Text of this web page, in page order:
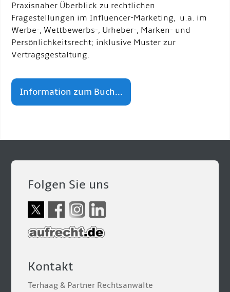
Praxisnaher Überblick zu rechtlichen
Fragestellungen im Influencer-Marketing, u.a. im
Werbe-, Wettbewerbs-, Urheber-, Marken- und
Persönlichkeitsrecht; inklusive Muster zur
Vertragsgestaltung.
Information zum Buch...
Folgen Sie uns
Kontakt
Terhaag & Partner Rechtsanwälte